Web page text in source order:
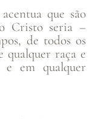
que são
Cristo seria –
de todos os
qualquer raça e
e em qualquer